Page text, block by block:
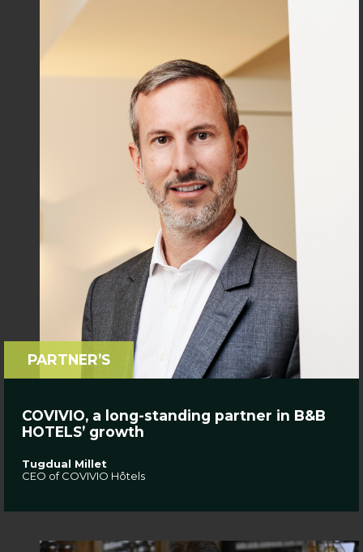
PARTNER’S
COVIVIO, a long-standing partner in B&B
HOTELS’ growth
Tugdual Millet
CEO of COVIVIO Hôtels